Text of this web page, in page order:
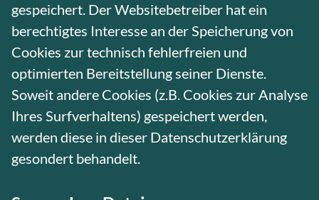
gespeichert. Der Websitebetreiber hat ein
berechtigtes Interesse an der Speicherung von
Cookies zur technisch fehlerfreien und
optimierten Bereitstellung seiner Dienste.
Soweit andere Cookies (z.B. Cookies zur Analyse
Ihres Surfverhaltens) gespeichert werden,
werden diese in dieser Datenschutzerklärung
gesondert behandelt.